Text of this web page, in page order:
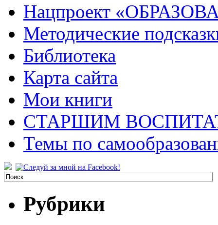
Нацпроект
Методические
Библиотека
Карта сайта
Мои книги
СТАРШИМ
Темы по
Рубрики